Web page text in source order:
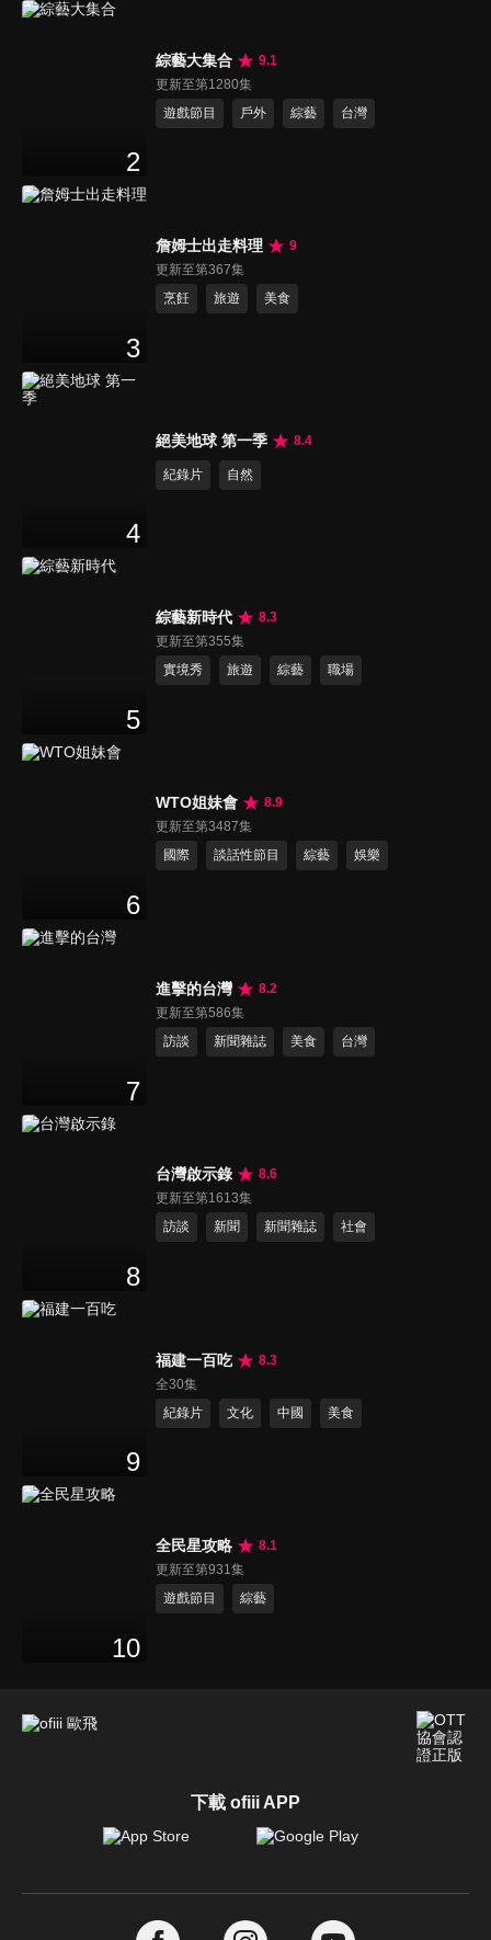
2
綜藝大集合
9.1
更新至第1280集
遊戲節目
戶外 綜藝 台灣
3
詹姆士出走料理
9
更新至第367集
烹飪
旅遊 美食
4
絕美地球 第一季 8.4
紀錄片 自然
5
綜藝新時代
8.3
更新至第355集
實境秀
旅遊 綜藝 職場
6
WTO姐妹會
8.9
更新至第3487集
國際
談話性節目 綜藝 娛樂
7
進擊的台灣
8.2
更新至第586集
訪談
新聞雜誌 美食 台灣
8
台灣啟示錄
8.6
更新至第1613集
訪談
新聞 新聞雜誌 社會
9
福建一百吃
8.3
全30集
紀錄片
文化 中國 美食
10
全民星攻略
8.1
更新至第931集
遊戲節目
綜藝
下載 ofiii APP